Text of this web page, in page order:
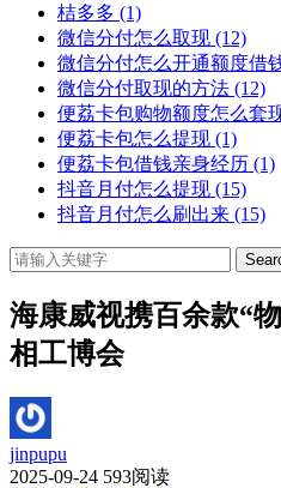
桔多多 (1)
微信分付怎么取现 (12)
微信分付怎么开通额度借
微信分付取现的方法 (12)
便荔卡包购物额度怎么套
便荔卡包怎么提现 (1)
便荔卡包借钱亲身经历 (1)
抖音月付怎么提现 (15)
抖音月付怎么刷出来 (15)
海康威视携百余款“
相工博会
jinpupu
2025-09-24 593阅读